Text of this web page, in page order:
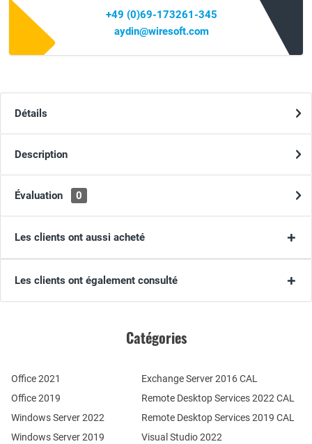
+49 (0)69-173261-345
aydin@wiresoft.com
Détails
Description
Évaluation 0
Les clients ont aussi acheté
Les clients ont également consulté
Catégories
Office 2021
Office 2019
Windows Server 2022
Windows Server 2019
Remote Desktop Services 2022 CAL
Remote Desktop Services 2019 CAL
Exchange Server 2016 CAL
Visual Studio 2022